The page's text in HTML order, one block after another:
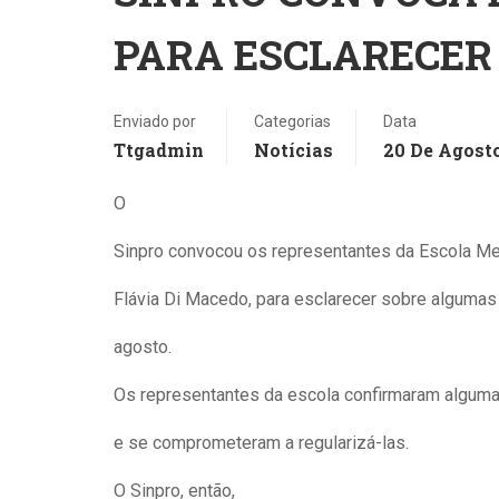
PARA
Enviado por
Ttgadmin
Categorias
Notícias
Data
20 De
O
Sinpro convocou os representantes da Escola
Flávia Di Macedo, para esclarecer sobre
agosto.
Os representantes da escola confirmaram
e se comprometeram a regularizá-las.
O Sinpro, então,
da
na